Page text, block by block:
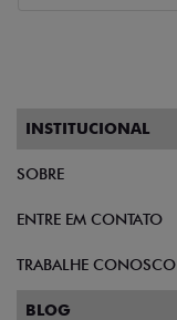
INSTITUCIONAL
SOBRE
ENTRE EM CONTATO
TRABALHE CONOSCO
BLOG